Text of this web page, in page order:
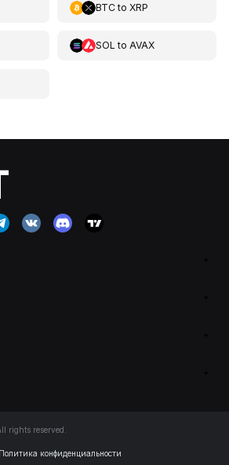
BTCto XRP
SOL to AVAX
rights reserved.
Политика конфиденциальности